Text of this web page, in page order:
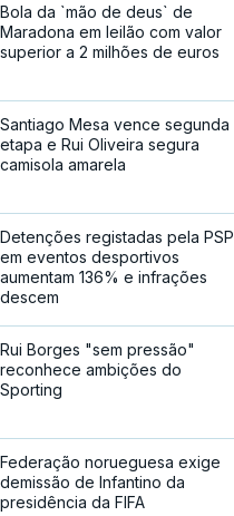
Bola da `mão de deus` de
Maradona em leilão com valor
superior a 2 milhões de euros
Santiago Mesa vence segunda
etapa e Rui Oliveira segura
camisola amarela
Detenções registadas pela PSP
em eventos desportivos
aumentam 136% e infrações
descem
Rui Borges "sem pressão"
reconhece ambições do
Sporting
Federação norueguesa exige
demissão de Infantino da
presidência da FIFA